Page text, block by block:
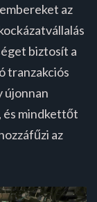
az
biztosít a
tranzakciós
újonnan
mindkettőt
az